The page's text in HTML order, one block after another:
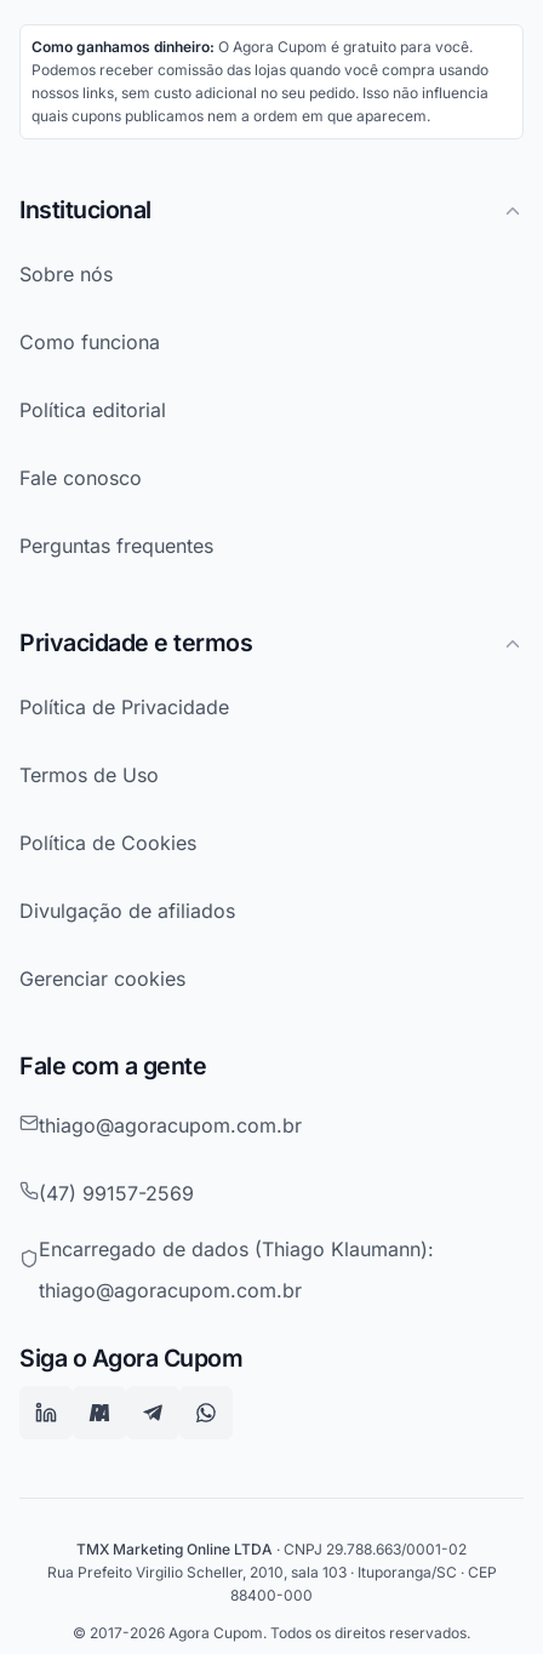
Como ganhamos dinheiro: O Agora Cupom é gratuito para você.
Podemos receber comissão das lojas quando você compra usando
nossos links, sem custo adicional no seu pedido. Isso não influencia
quais cupons publicamos nem a ordem em que aparecem.
Institucional
Sobre nós
Como funciona
Política editorial
Fale conosco
Perguntas frequentes
Privacidade e termos
Política de Privacidade
Termos de Uso
Política de Cookies
Divulgação de afiliados
Gerenciar cookies
Fale com a gente
thiago@agoracupom.com.br
(47) 99157-2569
Encarregado de dados (Thiago Klaumann):
thiago@agoracupom.com.br
Siga o Agora Cupom
TMX Marketing Online LTDA · CNPJ 29.788.663/0001-02
Rua Prefeito Virgilio Scheller, 2010, sala 103 · Ituporanga/SC · CEP
88400-000
© 2017-2026 Agora Cupom. Todos os direitos reservados.